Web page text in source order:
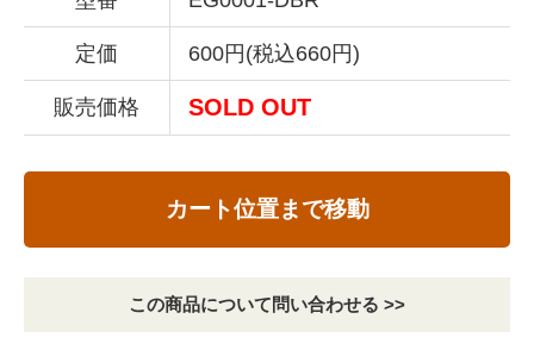
定価 600円(税込660円)
販売価格 SOLD OUT
カート位置まで移動
この商品について問い合わせる >>